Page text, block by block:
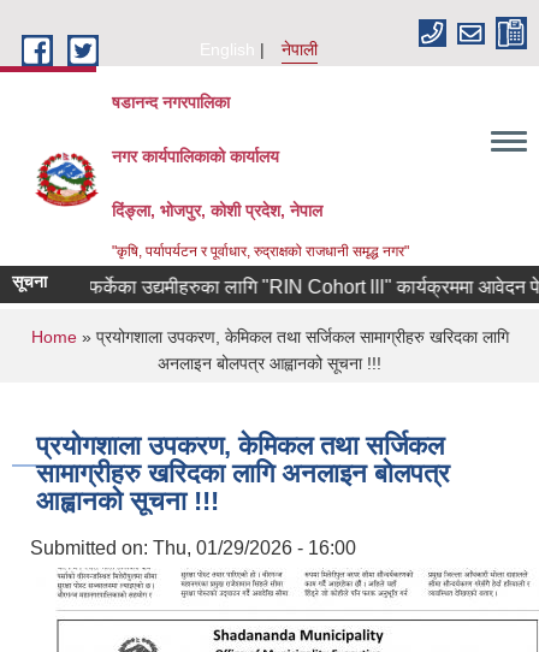
English
नेपाली
षडानन्द नगरपालिका
नगर कार्यपालिकाको कार्यालय
दिंङ्ला, भोजपुर, कोशी प्रदेश, नेपाल
"कृषि, पर्यापर्यटन र पूर्वाधार, रुद्राक्षको राजधानी समृद्ध नगर"
सूचना फर्केका उद्यमीहरुका लागि "RIN Cohort lll" कार्यक्रममा आवेदन पेश
You are here
Home» प्रयोगशाला उपकरण, केमिकल तथा सर्जिकल सामाग्रीहरु खरिदका लागि
अनलाइन बोलपत्र आह्वानको सूचना !!!
प्रयोगशाला उपकरण, केमिकल तथा सर्जिकल
सामाग्रीहरु खरिदका लागि अनलाइन बोलपत्र
आह्वानको सूचना !!!
Submitted on: Thu, 01/29/2026 - 16:00